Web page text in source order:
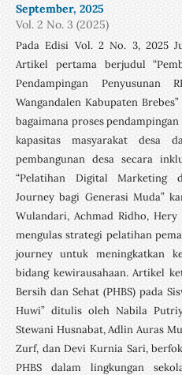
September, 2025
Vol. 2 No. 3 (2025)
Pada Edisi Vol. 2 No. 3, 2025
Artikel pertama berjudul
Pendampingan Penyusunan
Wangandalen Kabupaten
bagaimana proses
kapasitas masyarakat desa
pembangunan desa secara
“Pelatihan Digital Marketing
Journey bagi Generasi Muda”
Wulandari, Achmad Ridho,
mengulas strategi pelatihan
journey untuk meningkatkan
bidang kewirausahaan. Artikel
Bersih dan Sehat (PHBS) pada
Huwi” ditulis oleh Nabila
Stewani Husnabat, Adlin Auras
Zurf, dan Devi Kurnia Sari,
PHBS dalam lingkungan